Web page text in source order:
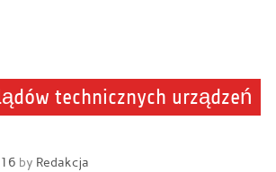
technicznych urządzeń
by Redakcja